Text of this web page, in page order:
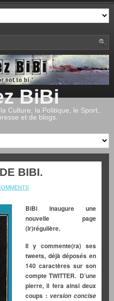
BiBi
Culture, la Politique, le Sport,.
et de blogs.
BIBI.
BiBi inaugure une
nouvelle page
(ir)régulière.
Il y commente(ra) ses
tweets, déjà déposés en
140 caractères sur son
compte TWITTER. D’une
pierre, il fera ainsi deux
coups : version concise